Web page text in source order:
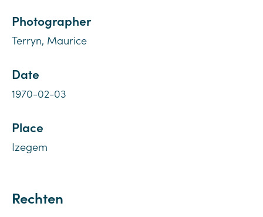
Photographer
Terryn, Maurice
Date
1970-02-03
Place
Izegem
Rechten